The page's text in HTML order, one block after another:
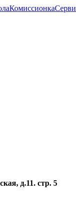
Комиссионка
д.11. стр. 5